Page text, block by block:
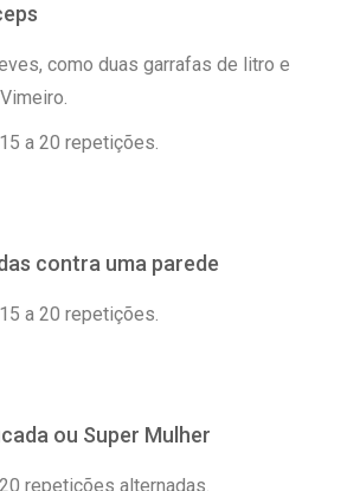
como duas garrafas de litro e
a 20 repetições.
contra uma parede
a 20 repetições.
ou Super Mulher
repetições alternadas.